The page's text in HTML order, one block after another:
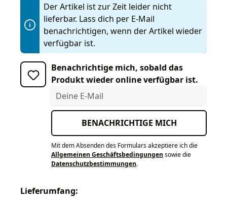
Der Artikel ist zur Zeit leider nicht
lieferbar. Lass dich per E-Mail
benachrichtigen, wenn der Artikel wieder
verfügbar ist.
Benachrichtige mich, sobald das
Produkt wieder online verfügbar ist.
Deine E-Mail
BENACHRICHTIGE MICH
Mit dem Absenden des Formulars akzeptiere ich die
Allgemeinen Geschäftsbedingungen sowie die
Datenschutzbestimmungen.
Lieferumfang: